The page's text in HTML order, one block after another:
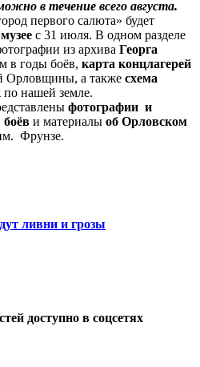
в течение всего августа.
первого салюта» будет
с 31 июля. В одном разделе
из архива Георга
в годы боёв, карта концлагерей
Орловщины, а также схема
по нашей земле.
фотографии и
и материалы об Орловском
Фрунзе.
ливни и грозы
доступно в соцсетях